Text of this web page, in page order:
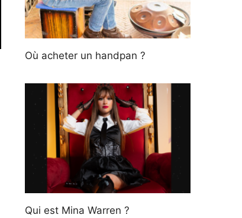
Où acheter un handpan ?
Qui est Mina Warren ?